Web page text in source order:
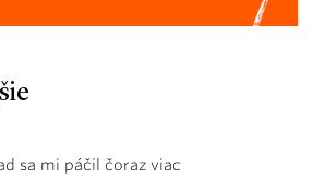
sa mi páčil čoraz viac